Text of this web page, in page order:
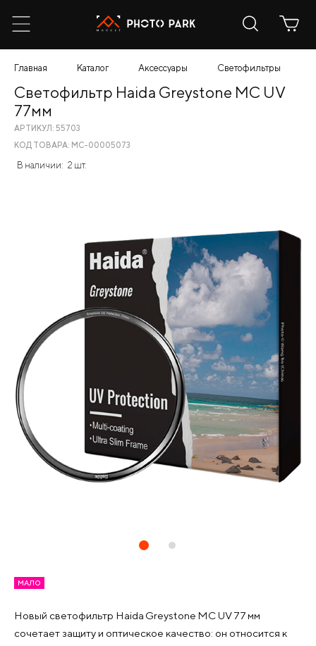
Главная Каталог Аксессуары Светофильтры
МАЛО
Новый светофильтр Haida Greystone MC UV 77 мм
сочетает защиту и оптическое качество: он относится к
Светофильтр Haida Greystone MC UV
77мм
АРТИКУЛ: 55703
КОД ТОВАРА: МС-00005073
В наличии: 2 шт.